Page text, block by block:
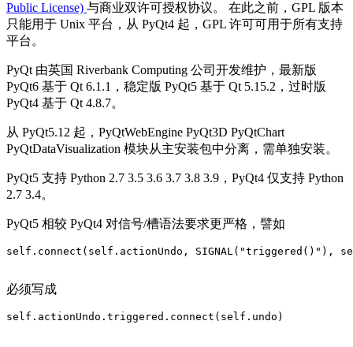
Public License) 与商业双许可授权协议。 在此之前，GPL 版本
只能用于 Unix 平台，从 PyQt4 起，GPL 许可可用于所有支持
平台。
PyQt 由英国 Riverbank Computing 公司开发维护，最新版
PyQt6 基于 Qt 6.1.1，稳定版 PyQt5 基于 Qt 5.15.2，过时版
PyQt4 基于 Qt 4.8.7。
从 PyQt5.12 起，PyQtWebEngine PyQt3D PyQtChart
PyQtDataVisualization 模块从主安装包中分离，需单独安装。
PyQt5 支持 Python 2.7 3.5 3.6 3.7 3.8 3.9，PyQt4 仅支持 Python
2.7 3.4。
PyQt5 相较 PyQt4 对信号/槽语法要求更严格，譬如
self.connect(self.actionUndo, SIGNAL("triggered()"),
必须写成
self.actionUndo.triggered.connect(self.undo)